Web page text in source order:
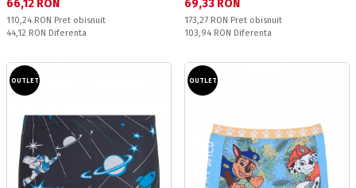
66,12 RON
Pret obisnuit:
110,24 RON Pret obisnuit
Спестявате:
44,12 RON Diferenta
69,33 RON
Pret obisnuit:
173,27 RON Pret obisnuit
Спестявате:
103,94 RON Diferenta
OUTLET OUTLET